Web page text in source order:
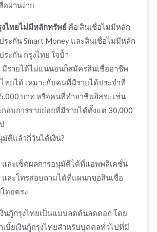
อผ่านง่าย
งไทยไม่มีหลักทรัพย์ คือ สินเชื่อไม่มีหลัก
ระกันSmart Money และสินเชื่อไม่มีหลัก
ระกัน กรุงไทย ใจป้ำ
รายได้ไม่แน่นอนก็สมัครสินเชื่ออาชีพ
ทยได้ เหมาะกับคนที่มีรายได้ประจำที่
บาท หรือคนที่ทำอาชีพอิสระ เช่น
กอบการรายย่อยที่มีรายได้ตั้งแต่ 30,000
มัติแล้วกี่วันได้เงิน?
ละเช็คผลการอนุมัติได้ที่แอพพลิเคชั่น
และโทรสอบถามได้ที่แผนกขอสินเชื่อ
โดยตรง
นกู้กรุงไทยเป็นแบบลดต้นลดดอก โดย
เบี้ยเงินกู้กรุงไทยสำหรับบุคคลทั่วไปที่มี